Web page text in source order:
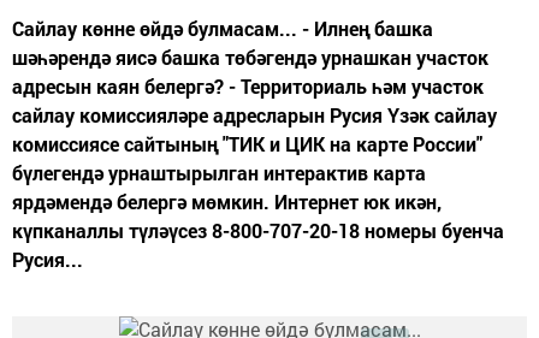
Сайлау көнне өйдә булмасам... - Илнең башка
шәһәрендә яисә башка төбәгендә урнашкан участок
адресын каян белергә? - Территориаль һәм участок
сайлау комиссияләре адресларын Русия Үзәк сайлау
комиссиясе сайтының "ТИК и ЦИК на карте России"
бүлегендә урнаштырылган интерактив карта
ярдәмендә белергә мөмкин. Интернет юк икән,
күпканаллы түләүсез 8-800-707-20-18 номеры буенча
Русия...